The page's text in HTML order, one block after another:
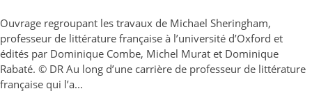
Ouvrage regroupant les travaux de Michael Sheringham,
professeur de littérature française à l’université d’Oxford et
édités par Dominique Combe, Michel Murat et Dominique
Rabaté. © DR Au long d’une carrière de professeur de littérature
française qui l’a...